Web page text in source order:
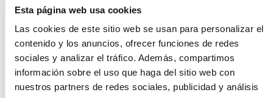
Esta página web usa cookies
Las cookies de este sitio web se usan para personalizar el
contenido y los anuncios, ofrecer funciones de redes
sociales y analizar el tráfico. Además, compartimos
información sobre el uso que haga del sitio web con
nuestros partners de redes sociales, publicidad y análisis
+ Estamos en Facebook